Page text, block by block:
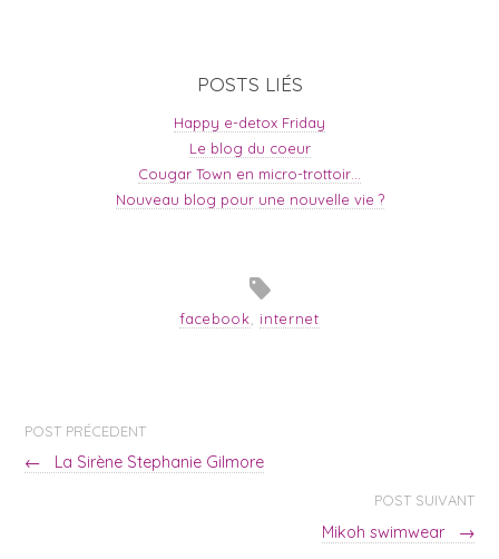
POSTS LIÉS
Happy e-detox Friday
Le blog du coeur
Cougar Town en micro-trottoir…
Nouveau blog pour une nouvelle vie ?
facebook internet
POST PRÉCEDENT
← La Sirène Stephanie Gilmore
POST SUIVANT
Mikoh swimwear →